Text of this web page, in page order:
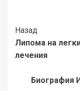
Post
Назад
Липома на
лечения
Биография